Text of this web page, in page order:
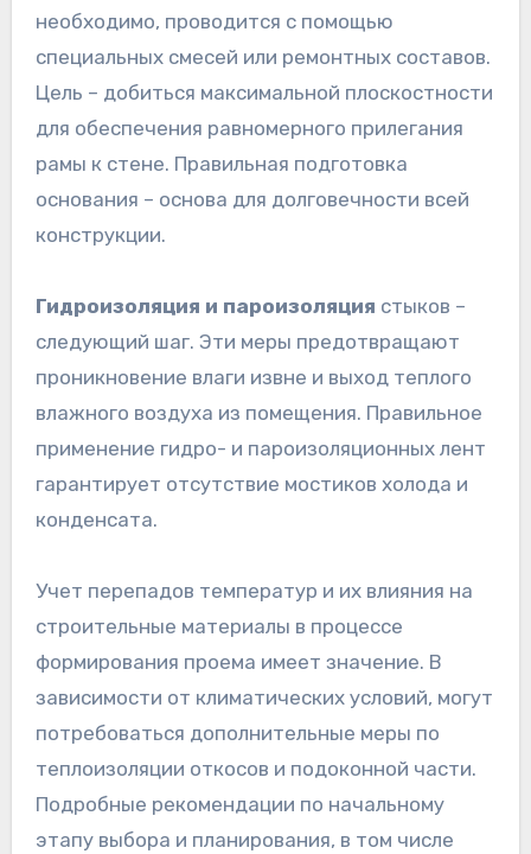
необходимо, проводится с помощью
специальных смесей или ремонтных составов.
Цель – добиться максимальной плоскостности
для обеспечения равномерного прилегания
рамы к стене. Правильная подготовка
основания – основа для долговечности всей
конструкции.
Гидроизоляция и пароизоляция стыков –
следующий шаг. Эти меры предотвращают
проникновение влаги извне и выход теплого
влажного воздуха из помещения. Правильное
применение гидро- и пароизоляционных лент
гарантирует отсутствие мостиков холода и
конденсата.
Учет перепадов температур и их влияния на
строительные материалы в процессе
формирования проема имеет значение. В
зависимости от климатических условий, могут
потребоваться дополнительные меры по
теплоизоляции откосов и подоконной части.
Подробные рекомендации по начальному
этапу выбора и планирования, в том числе